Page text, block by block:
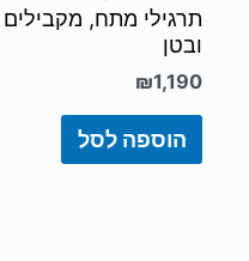
תרגילי מתח, מקבילים
ובטן
₪1,190
הוספה לסל